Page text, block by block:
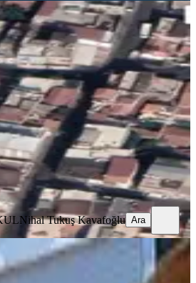
İzmir Konak 2.aziziye
M2 Arsanın 50m2 Hissesi
Mahallesi
20.000/m²·22.11.2025
₺
Nihal Tukuş Kavafoğlu
Nihal Tukuş Kavafoğlu Ara
Kapılar'da Müstakil Tapu
Arsa